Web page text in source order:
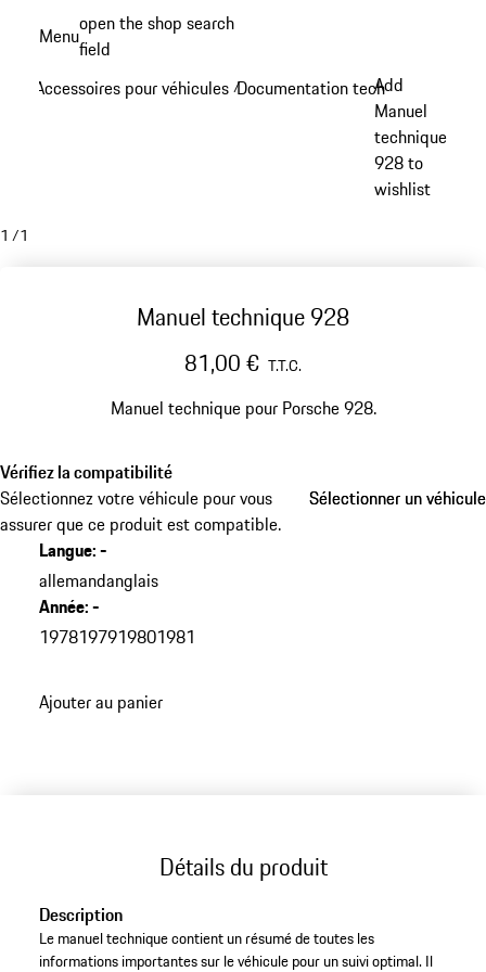
principal
Menuopen the shop search
field
Accessoires pour véhicules /Documentation technique
Add
Manuel
technique
928 to
wishlist
1 /1
Manuel technique 928
81,00 € T.T.C.
Manuel technique pour Porsche 928.
Vérifiez la compatibilité
Sélectionnez votre véhicule pour vous
assurer que ce produit est compatible.
Sélectionner un véhicule
Sélectionner un véhicule
Langue:-
allemandanglais
Année:-
1978197919801981
Ajouter au panier
Détails du produit
Description
Le manuel technique contient un résumé de toutes les
informations importantes sur le véhicule pour un suivi optimal. Il